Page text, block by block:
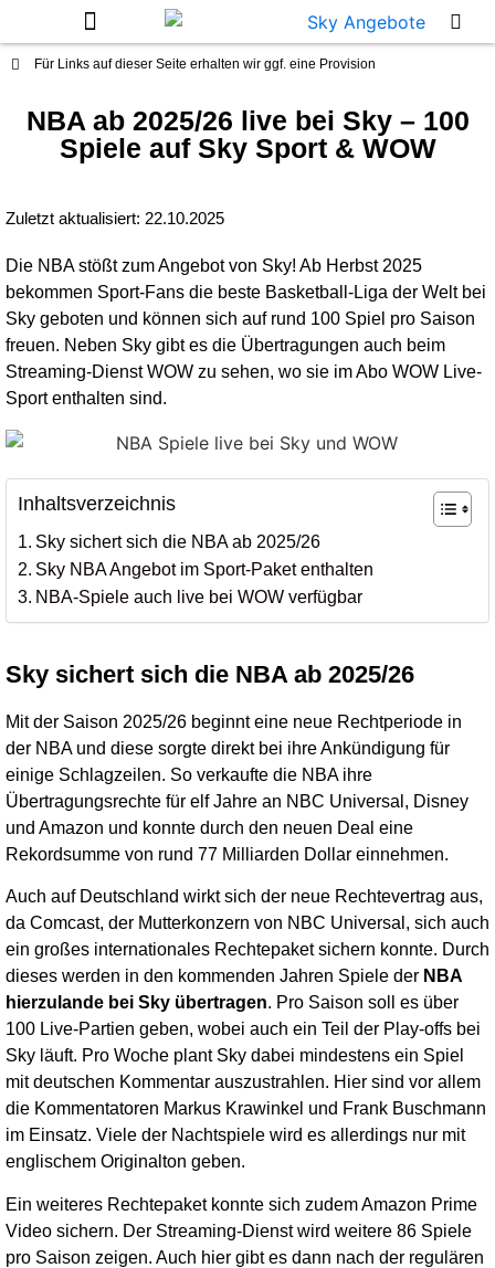
Für Links auf dieser Seite erhalten wir ggf. eine Provision
NBA ab 2025/26 live bei Sky – 100
Spiele auf Sky Sport & WOW
Zuletzt aktualisiert: 22.10.2025
Die NBA stößt zum Angebot von Sky! Ab Herbst 2025
bekommen Sport-Fans die beste Basketball-Liga der Welt bei
Sky geboten und können sich auf rund 100 Spiel pro Saison
freuen. Neben Sky gibt es die Übertragungen auch beim
Streaming-Dienst WOW zu sehen, wo sie im Abo WOW Live-
Sport enthalten sind.
Inhaltsverzeichnis
Sky sichert sich die NBA ab 2025/26
Sky NBA Angebot im Sport-Paket enthalten
NBA-Spiele auch live bei WOW verfügbar
Sky sichert sich die NBA ab 2025/26
Mit der Saison 2025/26 beginnt eine neue Rechtperiode in
der NBA und diese sorgte direkt bei ihre Ankündigung für
einige Schlagzeilen. So verkaufte die NBA ihre
Übertragungsrechte für elf Jahre an NBC Universal, Disney
und Amazon und konnte durch den neuen Deal eine
Rekordsumme von rund 77 Milliarden Dollar einnehmen.
Auch auf Deutschland wirkt sich der neue Rechtevertrag aus,
da Comcast, der Mutterkonzern von NBC Universal, sich auch
ein großes internationales Rechtepaket sichern konnte. Durch
dieses werden in den kommenden Jahren Spiele der NBA
hierzulande bei Sky übertragen. Pro Saison soll es über
100 Live-Partien geben, wobei auch ein Teil der Play-offs bei
Sky läuft. Pro Woche plant Sky dabei mindestens ein Spiel
mit deutschen Kommentar auszustrahlen. Hier sind vor allem
die Kommentatoren Markus Krawinkel und Frank Buschmann
im Einsatz. Viele der Nachtspiele wird es allerdings nur mit
englischem Originalton geben.
Ein weiteres Rechtepaket konnte sich zudem Amazon Prime
Video sichern. Der Streaming-Dienst wird weitere 86 Spiele
pro Saison zeigen. Auch hier gibt es dann nach der regulären